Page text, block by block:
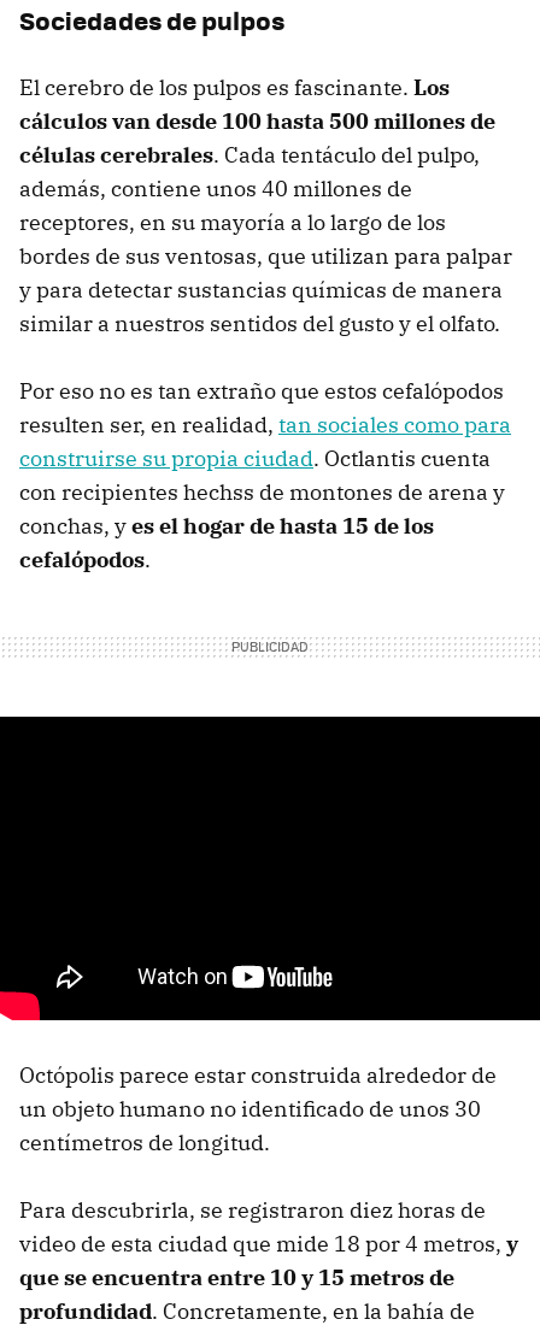
Sociedades de pulpos
El cerebro de los pulpos es fascinante. Los
cálculos van desde 100 hasta 500 millones de
células cerebrales. Cada tentáculo del pulpo,
además, contiene unos 40 millones de
receptores, en su mayoría a lo largo de los
bordes de sus ventosas, que utilizan para palpar
y para detectar sustancias químicas de manera
similar a nuestros sentidos del gusto y el olfato.
Por eso no es tan extraño que estos cefalópodos
resulten ser, en realidad, tan sociales como para
construirse su propia ciudad. Octlantis cuenta
con recipientes hechss de montones de arena y
conchas, yes el hogar de hasta 15 de los
cefalópodos.
Octópolis parece estar construida alrededor de
un objeto humano no identificado de unos 30
centímetros de longitud.
Para descubrirla, se registraron diez horas de
video de esta ciudad que mide 18 por 4 metros, y
que se encuentra entre 10 y 15 metros de
profundidad. Concretamente, en la bahía de